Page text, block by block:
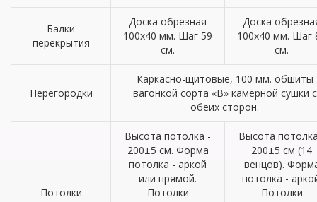
Балки
перекрытия
Доска обрезная
100х40 мм. Шаг 59
см.
Доска
100х40 мм. Шаг
см.
Перегородки
Каркасно-щитовые, 100 мм. обшиты
вагонкой сорта «В» камерной сушки с
обеих сторон.
Потолки
Высота потолка -
200±5 см. Форма
потолка - аркой
или прямой.
Потолки
Высота
200±5 см (14
венцов).
потолка -
Потолки